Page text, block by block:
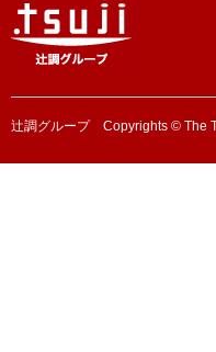
辻調グループ Copyrights © The